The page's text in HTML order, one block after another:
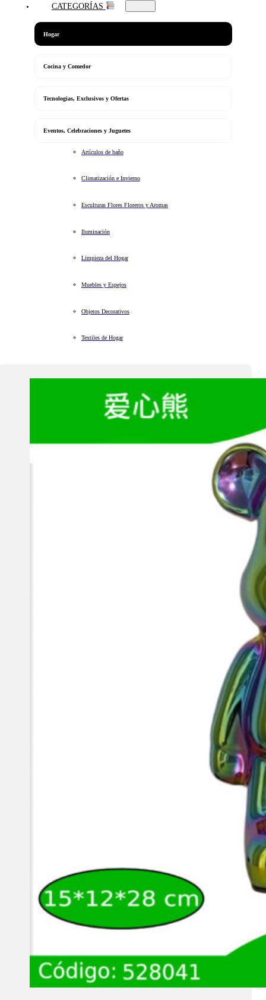
CATEGORÍAS
Hogar
Cocina y Comedor
Tecnologias, Exclusivos y Ofertas
Eventos, Celebraciones y Juguetes
Artículos de baño
Climatización e Invierno
Esculturas Flores Floreros y Aromas
Iluminación
Limpieza del Hogar
Muebles y Espejos
Objetos Decorativos
Textiles de Hogar